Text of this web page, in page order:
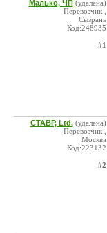
Малько, ЧП (удалена)
Перевозчик ,
Сызрань
Код:248935
#1
CТАВР, Ltd. (удалена)
Перевозчик ,
Москва
Код:223132
#2